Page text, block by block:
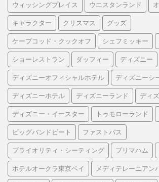
ウィッシングプレイス ウエスタンランド
キャラクター クリスマス グッズ
ケープコッド・クックオフ シェフミッキー
ショーレストラン ダッフィー ディズニー
ディズニーオフィシャルホテル ディズニーシ
ディズニーホテル ディズニーランド ディ
ディズニー・イースター トゥモローランド
ビッグバンドビート ファストパス
プライオリティ・シーティング プリマハム
ホテルオークラ東京ベイ メディテレーニアン